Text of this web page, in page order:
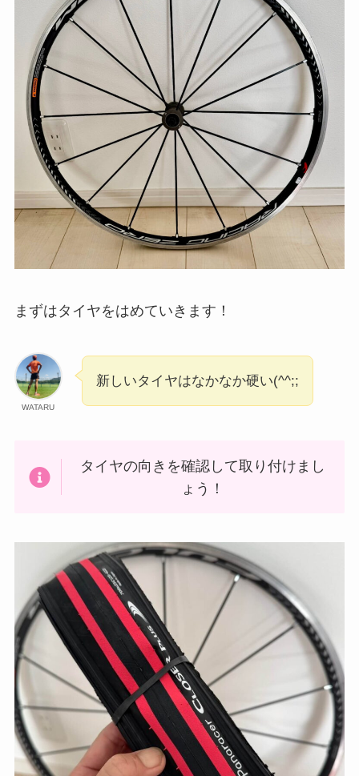
まずはタイヤをはめていきます！
WATARU
新しいタイヤはなかなか硬い(^^;;
タイヤの向きを確認して取り付けまし
ょう！